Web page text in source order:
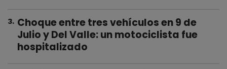
3. Choque entre tres vehículos en 9 de
Julio y Del Valle: un motociclista fue
hospitalizado